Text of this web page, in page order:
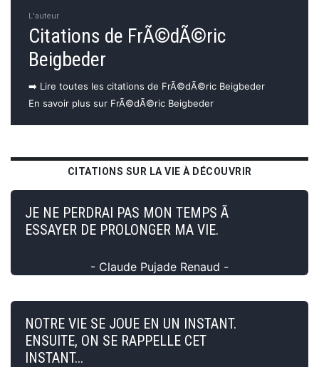
L'auteur
Citations de FrÃ©dÃ©ric
Beigbeder
➡️ Lire toutes les citations de FrÃ©dÃ©ric Beigbeder
En savoir plus sur FrÃ©dÃ©ric Beigbeder
CITATIONS SUR LA VIE À DÉCOUVRIR
JE NE PERDRAI PAS MON TEMPS Ã
ESSAYER DE PROLONGER MA VIE.
- Claude Pujade Renaud -
NOTRE VIE SE JOUE EN UN INSTANT.
ENSUITE, ON SE RAPPELLE CET
INSTANT...